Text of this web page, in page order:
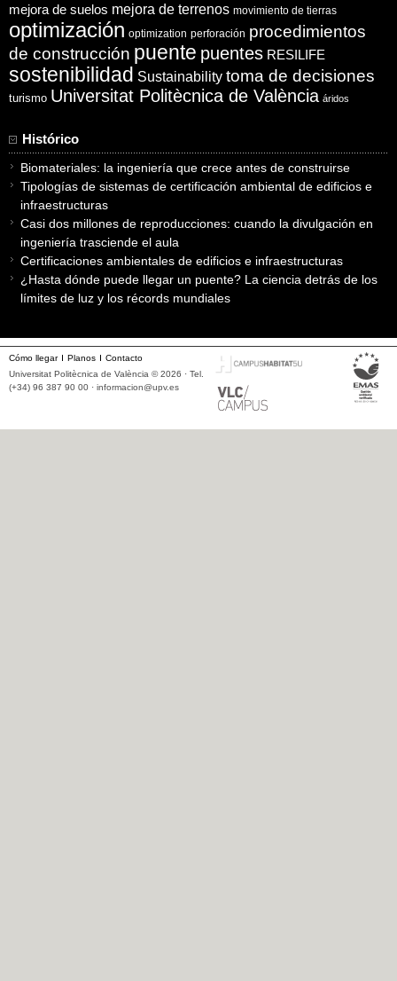
mejora de suelos mejora de terrenos movimiento de tierras
optimización optimization perforación procedimientos
de construcción puente puentes RESILIFE
sostenibilidad Sustainability toma de decisiones
turismo Universitat Politècnica de València áridos
Histórico
Biomateriales: la ingeniería que crece antes de construirse
Tipologías de sistemas de certificación ambiental de edificios e
infraestructuras
Casi dos millones de reproducciones: cuando la divulgación en
ingeniería trasciende el aula
Certificaciones ambientales de edificios e infraestructuras
¿Hasta dónde puede llegar un puente? La ciencia detrás de los
límites de luz y los récords mundiales
Cómo llegar Planos
Contacto
Universitat Politècnica de València © 2026 · Tel.
(+34) 96 387 90 00 · informacion@upv.es